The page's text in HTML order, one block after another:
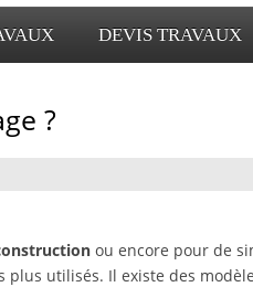
DEVIS TRAVAUX
?
ou encore pour de
plus utilisés. Il existe des